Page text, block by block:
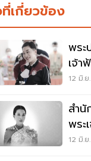
ที่เกี่ยวข้อง
พระ
เจ้า
ปวง
12 มิ.
สำนั
พระ
สิ้นพ
12 มิ.